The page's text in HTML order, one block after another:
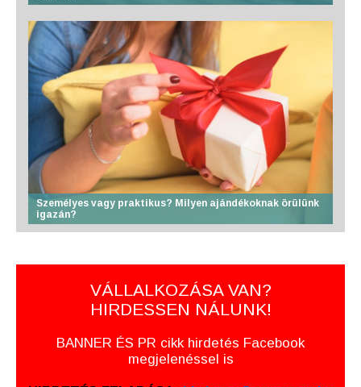
Személyes vagy praktikus? Milyen ajándékoknak örülünk
igazán?
VÁLLALKOZÁSA VAN?
HIRDESSEN NÁLUNK!
BANNER ÉS PR cikk hirdetés Facebook
megjelenéssel is